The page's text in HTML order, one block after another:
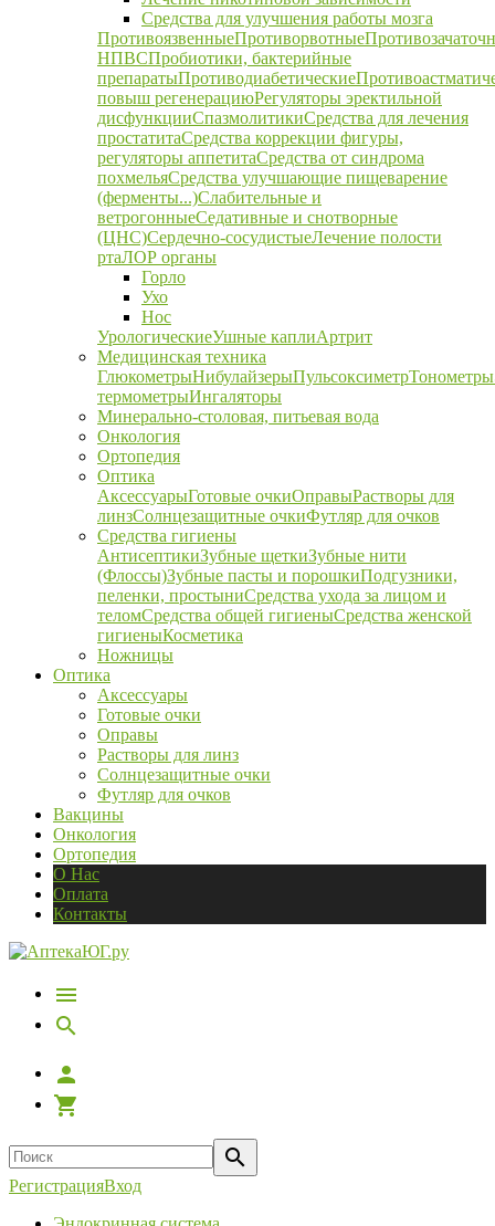
Средства для улучшения работы мозга
ПротивоязвенныеПротиворвотные
НПВСПробиотики, бактерийные
препаратыПротиводиабетические
повыш регенерациюРегуляторы эректильной
дисфункцииСпазмолитикиСредства для лечения
простатитаСредства коррекции фигуры,
регуляторы аппетитаСредства от синдрома
похмельяСредства улучшающие пищеварение
(ферменты...)Слабительные и
ветрогонныеСедативные и снотворные
(ЦНС)Сердечно-сосудистыеЛечение полости
ртаЛОР органы
Горло
Ухо
Нос
УрологическиеУшные каплиАртрит
Медицинская техника
ГлюкометрыНибулайзерыПульсоксиметрТонометры
термометрыИнгаляторы
Минерально-столовая, питьевая вода
Онкология
Ортопедия
Оптика
АксессуарыГотовые очкиОправыРастворы для
линзСолнцезащитные очкиФутляр для очков
Средства гигиены
АнтисептикиЗубные щеткиЗубные нити
(Флоссы)Зубные пасты и порошкиПодгузники,
пеленки, простыниСредства ухода за лицом и
теломСредства общей гигиеныСредства женской
гигиеныКосметика
Ножницы
Оптика
Аксессуары
Готовые очки
Оправы
Растворы для линз
Солнцезащитные очки
Футляр для очков
Вакцины
Онкология
Ортопедия
О Нас
Оплата
Контакты
РегистрацияВход